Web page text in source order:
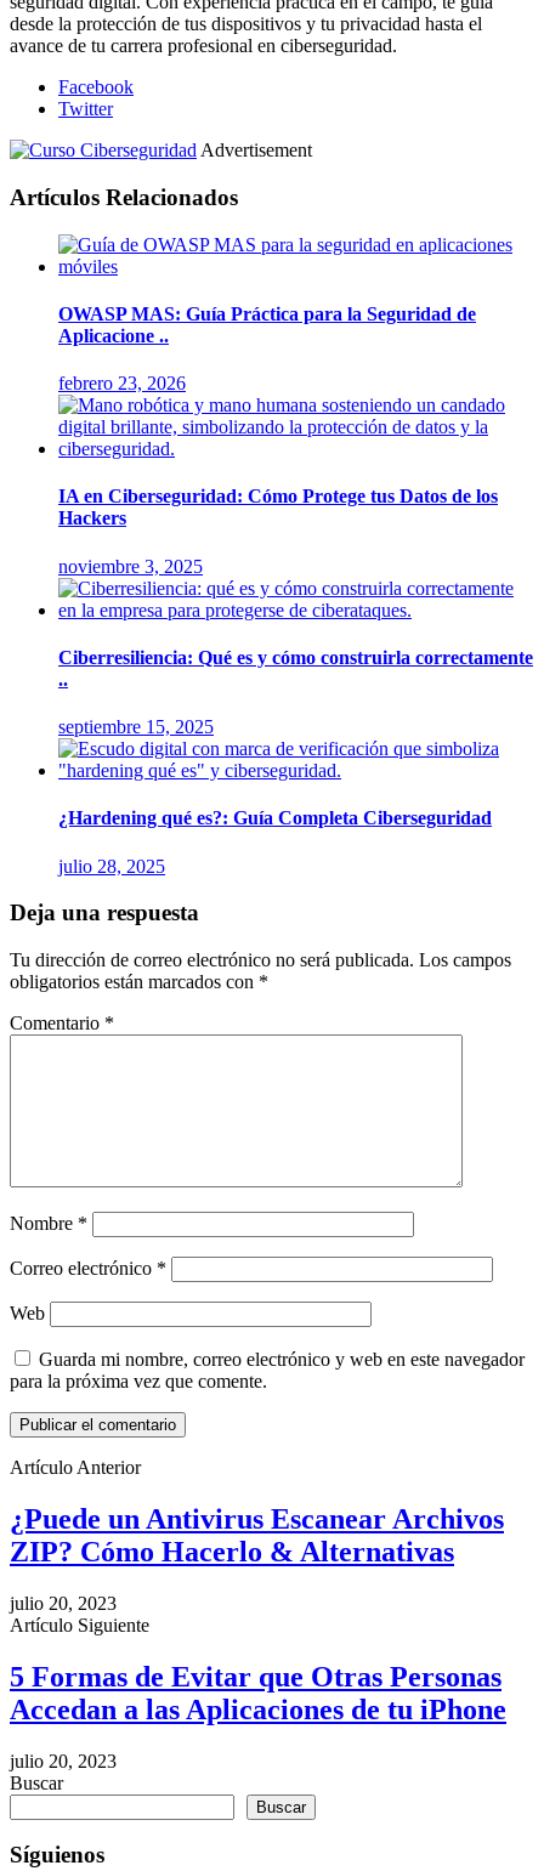
desde la protección de tus dispositivos y tu privacidad hasta el
avance de tu carrera profesional en ciberseguridad.
Facebook
Twitter
Advertisement
Artículos Relacionados
OWASP MAS: Guía Práctica para la Seguridad de
Aplicacione ..
febrero 23, 2026
IA en Ciberseguridad: Cómo Protege tus Datos de los
Hackers
noviembre 3, 2025
Ciberresiliencia: Qué es y cómo construirla correctamente
..
septiembre 15, 2025
¿Hardening qué es?: Guía Completa Ciberseguridad
julio 28, 2025
Deja una respuesta
Tu dirección de correo electrónico no será publicada. Los campos
obligatorios están marcados con *
Comentario *
Nombre *
Correo electrónico *
Web
Guarda mi nombre, correo electrónico y web en este navegador
para la próxima vez que comente.
Artículo Anterior
¿Puede un Antivirus Escanear Archivos
ZIP? Cómo Hacerlo & Alternativas
julio 20, 2023
Artículo Siguiente
5 Formas de Evitar que Otras Personas
Accedan a las Aplicaciones de tu iPhone
julio 20, 2023
Buscar
Buscar
Síguienos